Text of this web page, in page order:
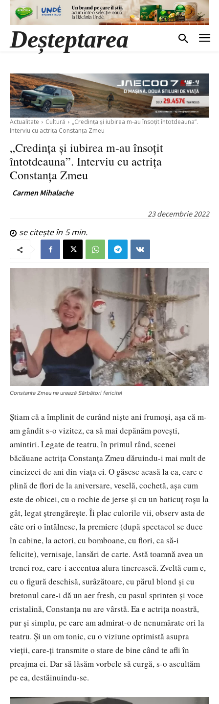
Deșteptarea
Actualitate Cultură
„Credința și iubirea m-au însoțit întotdeauna”.
Interviu cu actrița Constanța Zmeu
„Credința și iubirea m-au însoțit
întotdeauna”. Interviu cu actrița
Constanța Zmeu
Carmen Mihalache
23 decembrie 2022
se citește în 5min.
Constanta Zmeu ne urează Sărbători fericite!
Știam că a împlinit de curând niște ani frumoși, așa că m-
am gândit s-o vizitez, ca să mai depănăm povești,
amintiri. Legate de teatru, în primul rând, scenei
băcăuane actrița Constanța Zmeu dăruindu-i mai mult de
cincizeci de ani din viața ei. O găsesc acasă la ea, care e
plină de flori de la aniversare, veselă, cochetă, așa cum
este de obicei, cu o rochie de jerse și cu un baticuț roșu la
gât, legat ștrengărește. Îi plac culorile vii, observ asta de
câte ori o întâlnesc, la premiere (după spectacol se duce
în cabine, la actori, cu bomboane, cu flori, ca să-i
felicite), vernisaje, lansări de carte. Astă toamnă avea un
trenci roz, care-i accentua alura tinerească. Zveltă cum e,
cu o figură deschisă, surâzătoare, cu părul blond și cu
bretonul care-i dă un aer fresh, cu pasul sprinten și voce
cristalină, Constanța nu are vârstă. Ea e actrița noastră,
pur și simplu, pe care am admirat-o de nenumărate ori la
teatru. Și un om tonic, cu o viziune optimistă asupra
vieții, care-ți transmite o stare de bine când te afli în
preajma ei. Dar să lăsăm vorbele să curgă, s-o ascultăm
pe ea, destăinuindu-se.